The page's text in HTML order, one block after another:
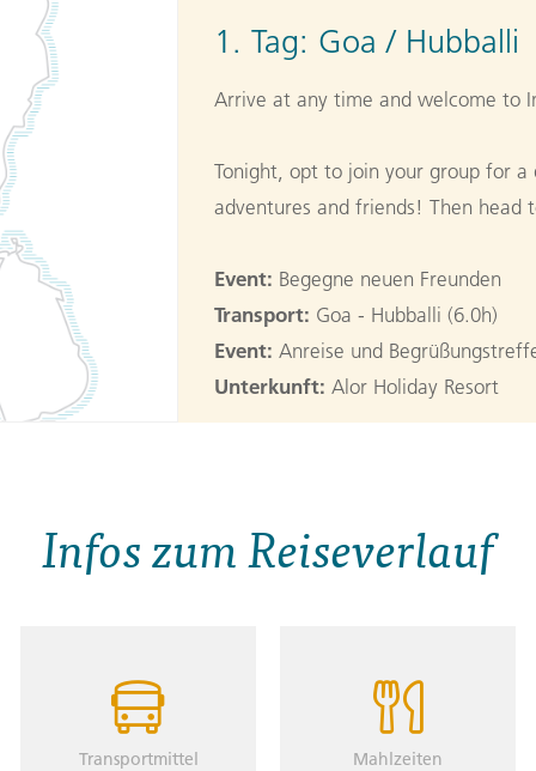
1. Tag: Goa / Hubballi
Arrive at any time and welcome to
Tonight, opt to join your group for
adventures and friends! Then
Event: Begegne neuen Freunden
Transport: Goa - Hubballi (6.0h)
Event: Anreise und
Unterkunft: Alor Holiday Resort
Then jump into a tuk-tuk to the
Hubballi - Hampi (2.5h)
Infos zum Reiseverlauf
Transportmittel Mahlzeiten